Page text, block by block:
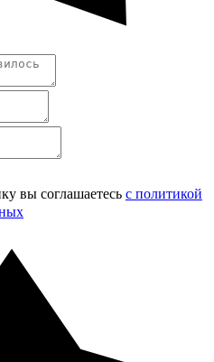
вы соглашаетесь с политикой